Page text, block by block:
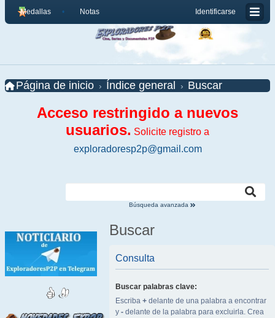
Identificarse
Medallas Notas
Página de inicio Índice general Buscar
Acceso restringido a nuevos
usuarios. Solicite registro a
exploradoresp2p@gmail.com
Búsqueda avanzada
Buscar
Consulta
Buscar palabras clave:
Escriba + delante de una palabra a encontrar
y - delante de la palabra para excluirla. Crea